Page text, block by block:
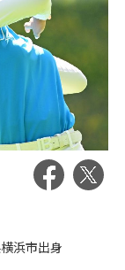
浜市出身